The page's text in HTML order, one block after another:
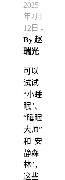
2025
年2月
12日 -
By 赵
瑞光
可以
试试
“小睡
眠”、
“睡眠
大师”
和“安
静森
林”，
这些